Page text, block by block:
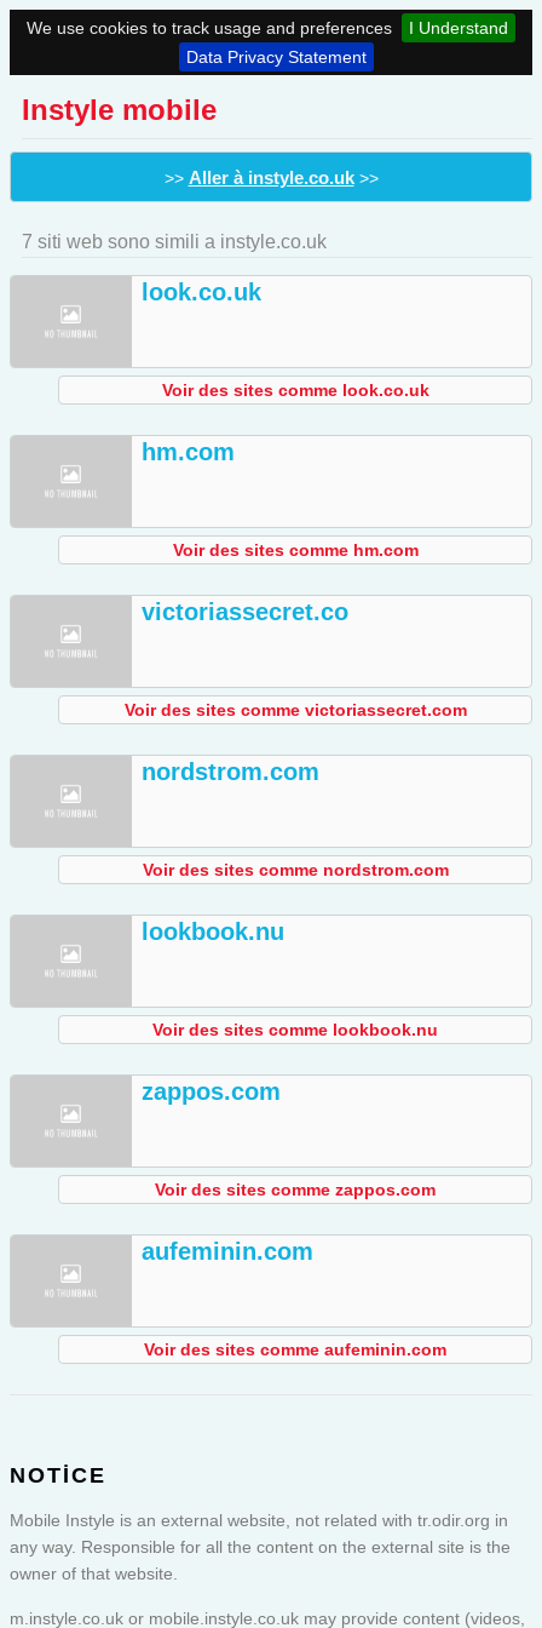
We use cookies to track usage and preferences
I Understand
Data Privacy Statement
Instyle mobile
>> Aller à instyle.co.uk>>
7 siti web sono simili a instyle.co.uk
look.co.uk
Voir des sites comme look.co.uk
hm.com
Voir des sites comme hm.com
victoriassecret.co
Voir des sites comme victoriassecret.com
nordstrom.com
Voir des sites comme nordstrom.com
lookbook.nu
Voir des sites comme lookbook.nu
zappos.com
Voir des sites comme zappos.com
aufeminin.com
Voir des sites comme aufeminin.com
NOTICE
Mobile Instyle is an external website, not related with tr.odir.org in
any way. Responsible for all the content on the external site is the
owner of that website.
m.instyle.co.uk or mobile.instyle.co.uk may provide content (videos,